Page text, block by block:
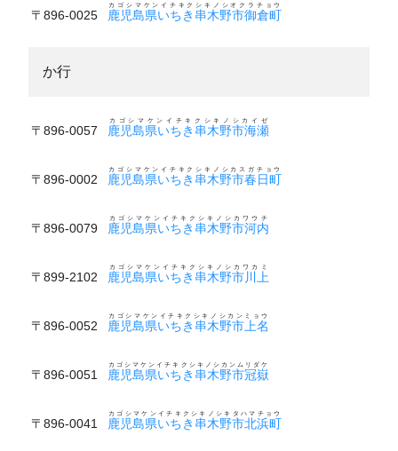
〒896-0025 鹿児島県いちき串木野市御倉町
カゴシマケンイチキクシキノシオクラチョウ
か行
〒896-0057 鹿児島県いちき串木野市海瀬
カゴシマケンイチキクシキノシカイゼ
〒896-0002 鹿児島県いちき串木野市春日町
カゴシマケンイチキクシキノシカスガチョウ
〒896-0079 鹿児島県いちき串木野市河内
カゴシマケンイチキクシキノシカワウチ
〒899-2102 鹿児島県いちき串木野市川上
カゴシマケンイチキクシキノシカワカミ
〒896-0052 鹿児島県いちき串木野市上名
カゴシマケンイチキクシキノシカンミョウ
〒896-0051 鹿児島県いちき串木野市冠嶽
カゴシマケンイチキクシキノシカンムリダケ
〒896-0041 鹿児島県いちき串木野市北浜町
カゴシマケンイチキクシキノシキタハマチョウ